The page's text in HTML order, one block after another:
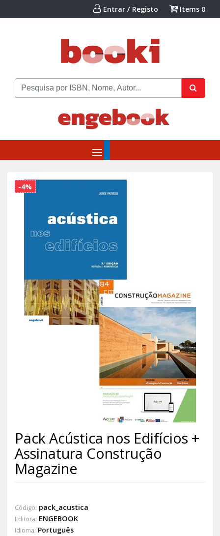
Entrar / Registo Items 0
-4%
Pack Acústica nos Edifícios +
Assinatura Construção
Magazine
Código: pack_acustica
Editora: ENGEBOOK
Idioma: Português